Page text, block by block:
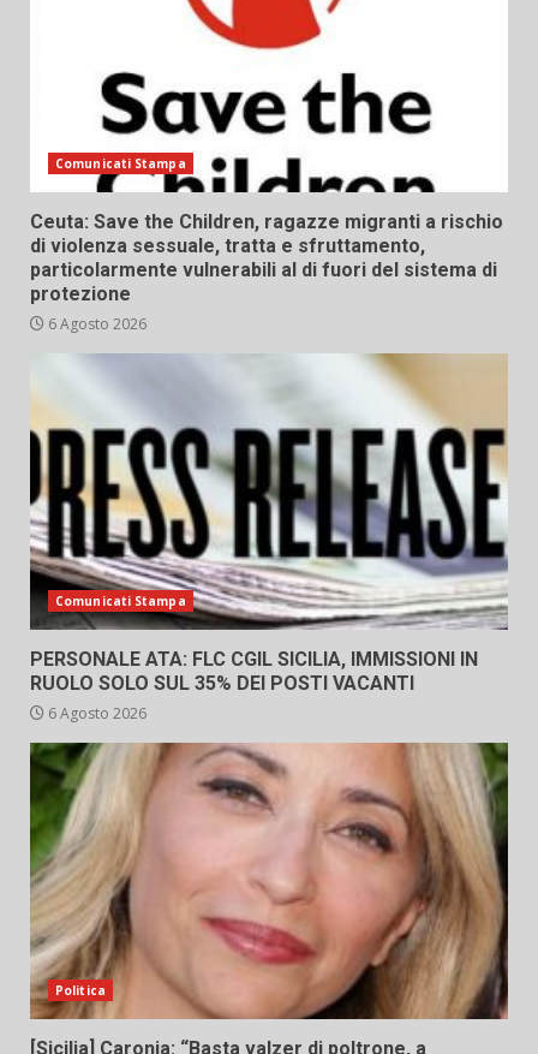
Comunicati Stampa
Ceuta: Save the Children, ragazze migranti a rischio
di violenza sessuale, tratta e sfruttamento,
particolarmente vulnerabili al di fuori del sistema di
protezione
6 Agosto 2026
Comunicati Stampa
PERSONALE ATA: FLC CGIL SICILIA, IMMISSIONI IN
RUOLO SOLO SUL 35% DEI POSTI VACANTI
6 Agosto 2026
Politica
[Sicilia] Caronia: “Basta valzer di poltrone, a